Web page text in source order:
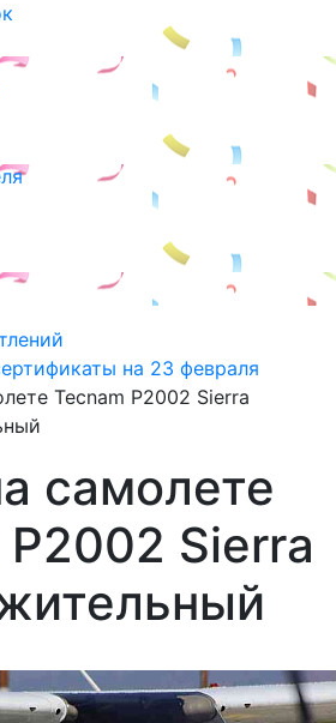
на 23 февраля
Tecnam P2002 Sierra
самолете
Sierra